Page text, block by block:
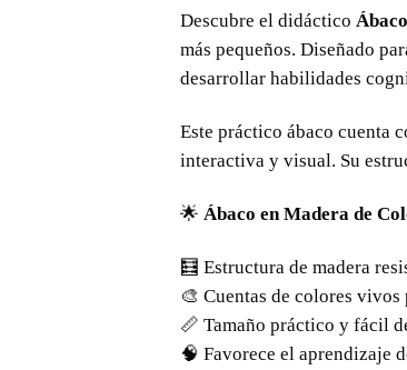
Descubre el didáctico
más pequeños. Diseñado
desarrollar habilidades
Este práctico ábaco cuenta
interactiva y visual. Su
🌟 Ábaco en Madera de
🧮 Estructura de madera
🎨 Cuentas de colores
📏 Tamaño práctico y fácil
🧠 Favorece el aprendizaje